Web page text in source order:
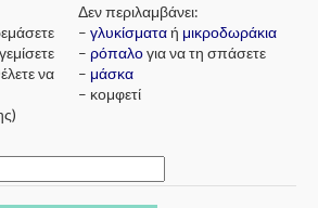
να
Δεν περιλαμβάνει:
– γλυκίσματαή μικροδωράκια
– ρόπαλογια να τη σπάσετε
– μάσκα
– κομφετί